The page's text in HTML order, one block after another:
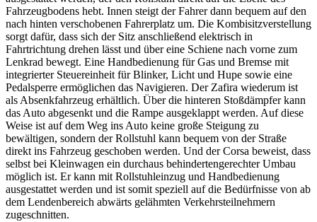
Fahrzeugbodens hebt. Innen steigt der Fahrer dann bequem auf den
nach hinten verschobenen Fahrerplatz um. Die Kombisitzverstellung
sorgt dafür, dass sich der Sitz anschließend elektrisch in
Fahrtrichtung drehen lässt und über eine Schiene nach vorne zum
Lenkrad bewegt. Eine Handbedienung für Gas und Bremse mit
integrierter Steuereinheit für Blinker, Licht und Hupe sowie eine
Pedalsperre ermöglichen das Navigieren. Der Zafira wiederum ist
als Absenkfahrzeug erhältlich. Über die hinteren Stoßdämpfer kann
das Auto abgesenkt und die Rampe ausgeklappt werden. Auf diese
Weise ist auf dem Weg ins Auto keine große Steigung zu
bewältigen, sondern der Rollstuhl kann bequem von der Straße
direkt ins Fahrzeug geschoben werden. Und der Corsa beweist, dass
selbst bei Kleinwagen ein durchaus behindertengerechter Umbau
möglich ist. Er kann mit Rollstuhleinzug und Handbedienung
ausgestattet werden und ist somit speziell auf die Bedürfnisse von ab
dem Lendenbereich abwärts gelähmten Verkehrsteilnehmern
zugeschnitten.